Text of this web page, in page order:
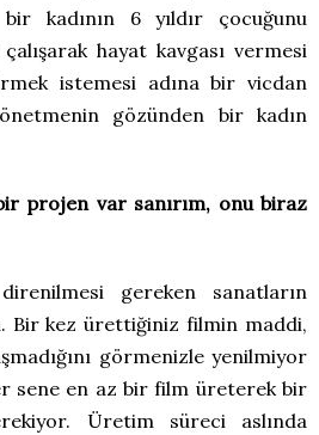
kadının 6 yıldır çocuğunu
hayat kavgası vermesi
istemesi adına bir vicdan
gözünden bir kadın
projen var sanırım, onu biraz
gereken sanatların
Bir kez ürettiğiniz filmin maddi,
görmenizle yenilmiyor
sene en az bir film üreterek bir
Üretim süreci aslında